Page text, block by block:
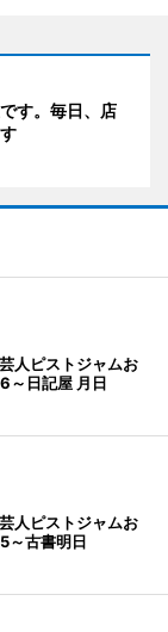
す。毎日、店
人ピストジャムお
～日記屋 月日
人ピストジャムお
～古書明日